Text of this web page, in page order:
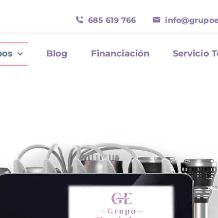
685 619 766
Blog Financiación Servicio